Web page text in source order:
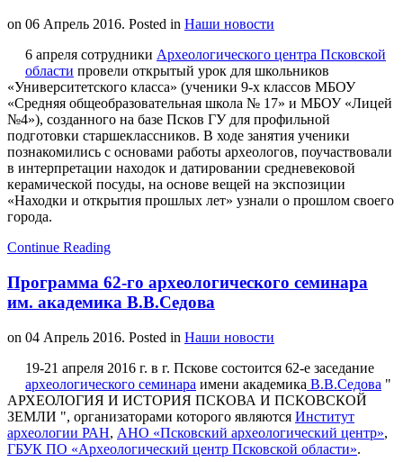
on 06 Апрель 2016. Posted in Наши новости
6 апреля сотрудники Археологического центра Псковской
области провели открытый урок для школьников
«Университетского класса» (ученики 9-х классов МБОУ
«Средняя общеобразовательная школа № 17» и МБОУ «Лицей
№4»), созданного на базе Псков ГУ для профильной
подготовки старшеклассников. В ходе занятия ученики
познакомились с основами работы археологов, поучаствовали
в интерпретации находок и датировании средневековой
керамической посуды, на основе вещей на экспозиции
«Находки и открытия прошлых лет» узнали о прошлом своего
города.
Continue Reading
Программа 62-го археологического семинара
им. академика В.В.Седова
on 04 Апрель 2016. Posted in Наши новости
19-21 апреля 2016 г. в г. Пскове состоится 62-е заседание
археологического семинара имени академика В.В.Седова "
АРХЕОЛОГИЯ И ИСТОРИЯ ПСКОВА И ПСКОВСКОЙ
ЗЕМЛИ ", организаторами которого являются Институт
археологии РАН, АНО «Псковский археологический центр»,
ГБУК ПО «Археологический центр Псковской области».